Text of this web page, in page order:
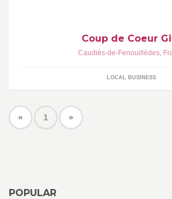
Coup de Coeur
Caudiès-de-Fenouillèdes,
LOCAL BUSINESS
« 1 »
POPULAR